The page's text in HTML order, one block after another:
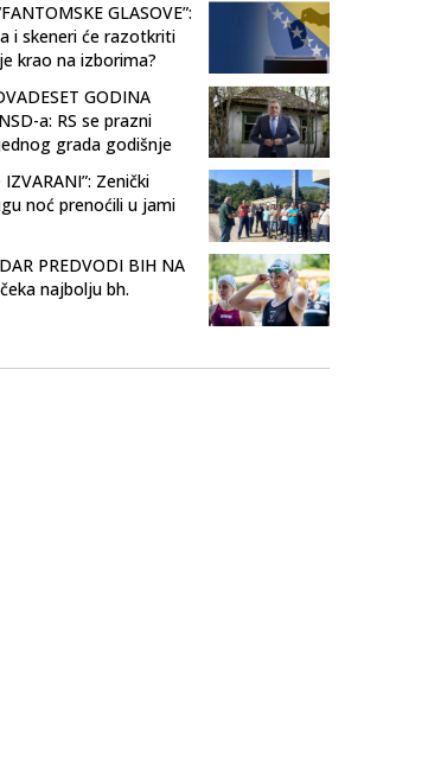
GLASOVE”:
i skeneri će razotkriti
krao na izborima?
GODINA
a: RS se prazni
grada godišnje
IZVARANI”: Zenički
noć prenoćili u jami
PREDVODI BIH NA
najbolju bh.